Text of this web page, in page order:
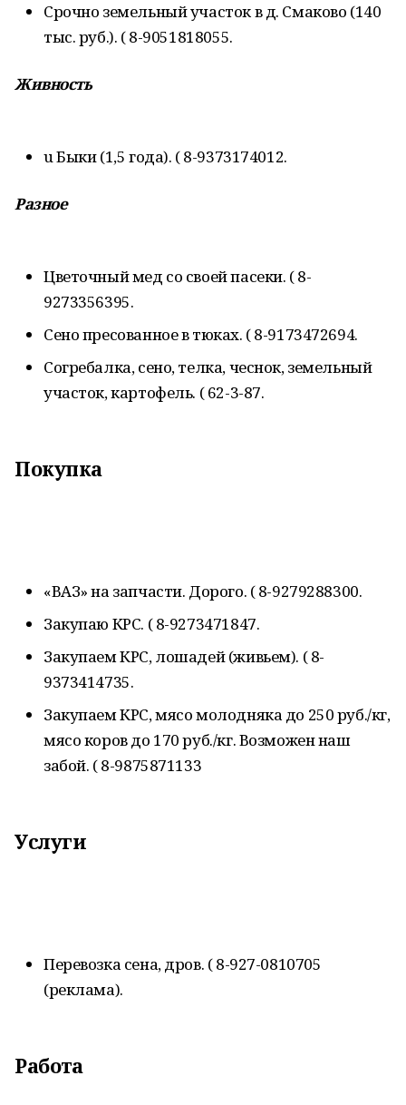
Срочно земельный участок в д. Смаково (140
тыс. руб.). ( 8-9051818055.
Живность
u Быки (1,5 года). ( 8-9373174012.
Разное
Цветочный мед со своей пасеки. ( 8-
9273356395.
Сено пресованное в тюках. ( 8-9173472694.
Согребалка, сено, телка, чеснок, земельный
участок, картофель. ( 62-3-87.
Покупка
«ВАЗ» на запчасти. Дорого. ( 8-9279288300.
Закупаю КРС. ( 8-9273471847.
Закупаем КРС, лошадей (живьем). ( 8-
9373414735.
Закупаем КРС, мясо молодняка до 250 руб./кг,
мясо коров до 170 руб./кг. Возможен наш
забой. ( 8-9875871133
Услуги
Перевозка сена, дров. ( 8-927-0810705
(реклама).
Работа